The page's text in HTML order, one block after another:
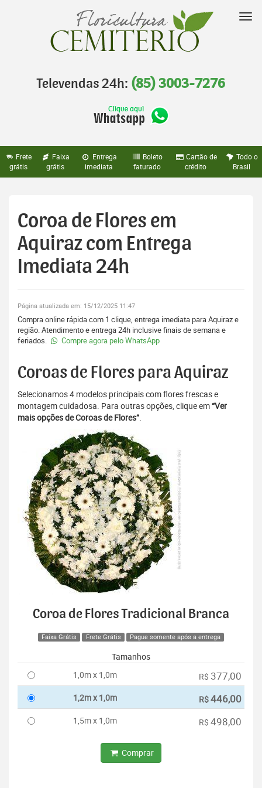
Televendas 24h: (85) 3003-7276
Frete
grátis
Faixa
grátis
Entrega
imediata
Boleto
faturado
Cartão de
crédito
Todo o
Brasil
Coroa de Flores em
Aquiraz com Entrega
Imediata 24h
Página atualizada em: 15/12/2025 11:47
Compra online rápida com 1 clique, entrega imediata para Aquiraz e
região. Atendimento e entrega 24h inclusive finais de semana e
feriados.
Compre agora pelo WhatsApp
Coroas de Flores para Aquiraz
Selecionamos 4 modelos principais com flores frescas e
montagem cuidadosa. Para outras opções, clique em“Ver
mais opções de Coroas de Flores”.
Coroa de Flores Tradicional Branca
Faixa Grátis Frete Grátis Pague somente após a entrega
Tamanhos
1,0m x 1,0m
R$ 377,00
1,2m x 1,0m R$446,00
1,5m x 1,0m R$ 498,00
Comprar